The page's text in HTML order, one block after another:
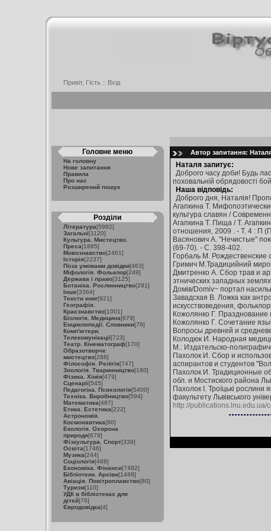
Привіт, Гість :: Вхід
Головне меню
На головну
Нове запитання
Правила
Про нас
Розширений пошук
Розділи
Література[5992]
Загальні[1120]
Культура. Мистецтво.
Преса[1895]
Мовознавство[2461]
Історія[2237]
Поза умовами довідки[463]
Міфологія. Фольклор[249]
Держава і право[3125]
Ботаніка. Рослинництво[291]
Інше[3364]
Тексти книг[921]
Географія.
Краєзнавство[1001]
Біологія. Медицина[679]
Енциклопедії. Словники[79]
Комп'ютери.
Телекомунікації[723]
Театр. Кінематограф[170]
Образотворче
мистецтво[288]
Філософія. Релігія[747]
Зоологія. Тваринництво[180]
Фізика. Хімія[479]
Сценарії[545]
Педагогіка. Психологія[5400]
Техніка. Виробництво[594]
Математика[487]
Етика. Естетика[222]
Астрономія.
Космонавтика[80]
Екологія. Охорона
природи[679]
Фізкультура. Спорт[339]
Освіта[1746]
Музика[244]
Соціологія[468]
Економіка. Фінанси[7482]
Бібліотеки. Архіви[1488]
Авіація. Повітроплавство[80]
Туризм[110]
УДК в бібліотеках для
дітей[76]
Євродовідка[4]
Автор запитання:
Наталя запитує:
Доброго часу доби! Будь
поховальній обрядовості
Наша відповідь:
Доброго дня, Наталія!
Агапкина Т.
культура славян /
Агапкина Т. Пища / Т.
отношения, 2009 . - Т. 4 : П
Васянович А. "Нечистые"
(69-70). - С. 398-402.
Горбаль М.
Гримич М.Традицийний
Дмитренко А. Сбор трав и
этнических западных
Домів/Domiv~ портал
Завадская В. Ложка как
искусствоведения,
Кожолянко Г.
Кожолянко Г. Сочетание
Вопросы древней и
Колодюк И. Народная
М.: Издательско-
Пахолок И. Сбор и
аспирантов и студентов
Пахолок И. Традиционные
обл. и Мостиского района
Пахолок І. Троїцькі рослини
факультету Львівського
http://